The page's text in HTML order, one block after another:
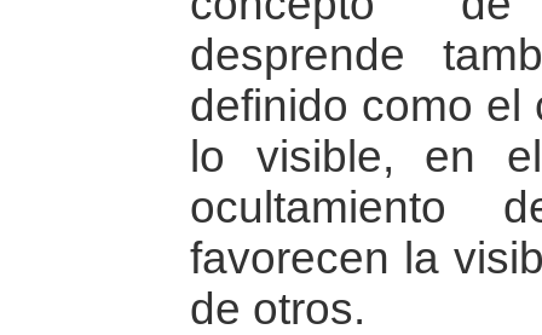
desprende
definido como el
lo visible, en
ocultamiento
favorecen la
de otros.